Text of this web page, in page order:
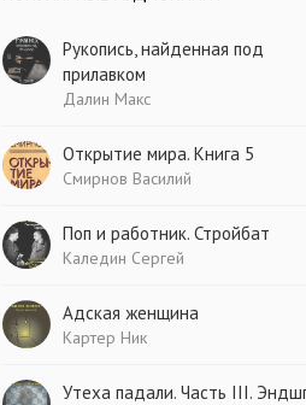
Рукопись, найденная под
прилавком
Далин Макс
Открытие мира. Книга 5
Смирнов Василий
Поп и работник. Стройбат
Каледин Сергей
Адская женщина
Картер Ник
Утеха падали. Часть III.